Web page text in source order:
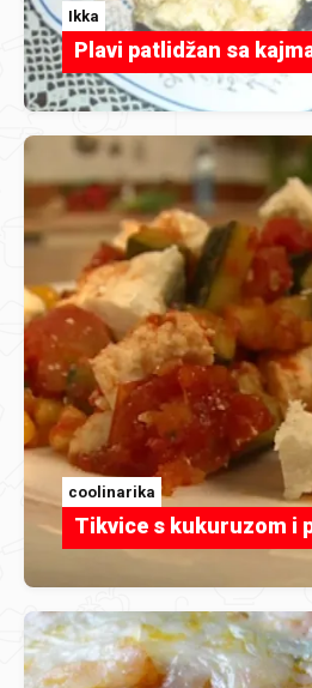
Ikka
Plavi patlidžan sa
coolinarika
Tikvice s kukuruzom i